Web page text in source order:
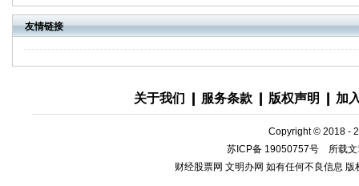
友情链接
关于我们 服务条款 版权声明 加
Copyright © 2018 -
苏ICP备 19050757号所载文
财经股票网 文明办网 如有任何不良信息